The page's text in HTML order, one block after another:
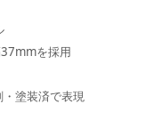
37mmを採用
・塗装済で表現